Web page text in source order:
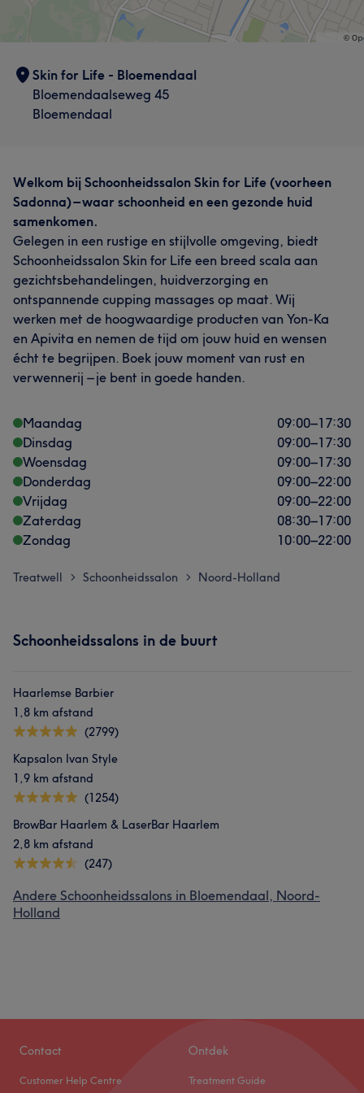
Ervaren 14
Skin for Life - Bloemendaal
Bloemendaalseweg 45
Bloemendaal
Welkom bij Schoonheidssalon Skin for Life (voorheen
Sadonna) – waar schoonheid en een gezonde huid
samenkomen.
Gelegen in een rustige en stijlvolle omgeving, biedt
Schoonheidssalon Skin for Life een breed scala aan
gezichtsbehandelingen, huidverzorging en
ontspannende cupping massages op maat. Wij
werken met de hoogwaardige producten van Yon-Ka
en Apivita en nemen de tijd om jouw huid en wensen
écht te begrijpen. Boek jouw moment van rust en
verwennerij – je bent in goede handen.
Maandag 09:00–17:30
Dinsdag
09:00–17:30
Woensdag
09:00–17:30
Donderdag
09:00–22:00
Vrijdag
09:00–22:00
Zaterdag
08:30–17:00
Zondag
10:00–22:00
Treatwell > Schoonheidssalon > Noord-Holland
Schoonheidssalons in de buurt
Haarlemse Barbier
1,8 km afstand
(2799)
Kapsalon Ivan Style
1,9 km afstand
(1254)
BrowBar Haarlem & LaserBar Haarlem
2,8 km afstand
(247)
Andere Schoonheidssalons in Bloemendaal, Noord-
Holland
Contact
Customer Help Centre
Ontdek
Treatment Guide